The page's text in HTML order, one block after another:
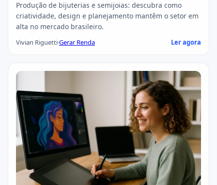
Produção de bijuterias e semijoias: descubra como
criatividade, design e planejamento mantêm o setor em
alta no mercado brasileiro.
Vivian Riguetti·Gerar Renda Ler agora